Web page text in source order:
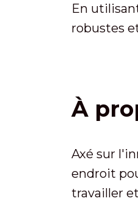
En
robustes
À
Axé sur
endroit
travailler